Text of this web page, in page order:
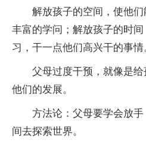
解放孩子的空间，使他
丰富的学问；解放孩子的时
习，干一点他们高兴干的事情
父母过度干预，就像是
他们的发展。
方法论：父母要学会放
间去探索世界。